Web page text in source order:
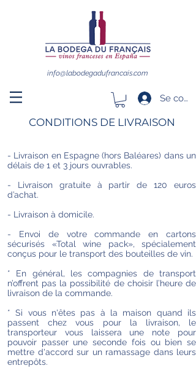
info@labodegadufrancais.com
Se
CONDITIONS DE LIVRAISON
- Livraison en Espagne (hors Baléares) dans un
délais de 1 et 3 jours ouvrables.
- Livraison gratuite à partir de 120 euros
d’achat.
- Livraison à domicile.
- Envoi de votre commande en cartons
sécurisés «Total wine pack», spécialement
conçus pour le transport des bouteilles de vin.
* En général, les compagnies de transport
n’offrent pas la possibilité de choisir l’heure de
livraison de la commande.
* Si vous n'êtes pas à la maison quand ils
passent chez vous pour la livraison, le
transporteur vous laissera une note pour
pouvoir passer une seconde fois ou bien se
mettre d'accord sur un ramassage dans leurs
entrepôts.